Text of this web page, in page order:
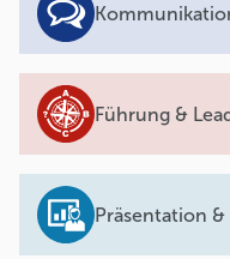
Führung &
Präsentation